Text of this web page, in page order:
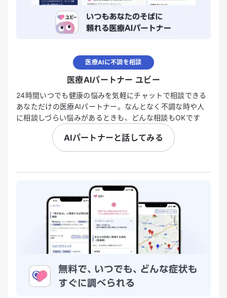
医療AIに不調を相談
医療AIパートナー ユビー
24時間いつでも健康の悩みを気軽にチャットで相談できる
あなただけの医療AIパートナー。なんとなく不調な時や人
に相談しづらい悩みがあるときも、どんな相談もOKです
AIパートナーと話してみる